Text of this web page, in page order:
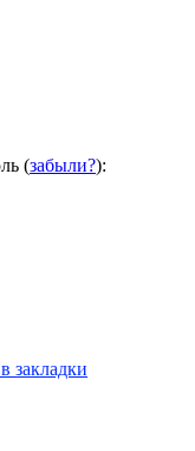
(забыли?):
закладки